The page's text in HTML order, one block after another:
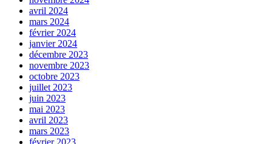
avril 2024
mars 2024
février 2024
janvier 2024
décembre 2023
novembre 2023
octobre 2023
juillet 2023
juin 2023
mai 2023
avril 2023
mars 2023
février 2023